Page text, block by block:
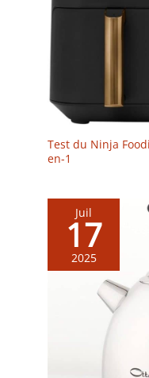
Test du Ninja
en-1
Juil
17
2025